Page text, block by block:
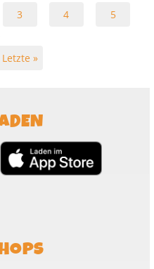
3 4
5
Letzte »